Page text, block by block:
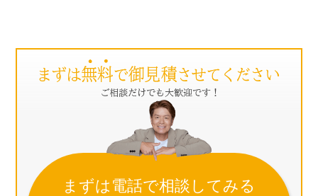
まずは電話で相談してみる